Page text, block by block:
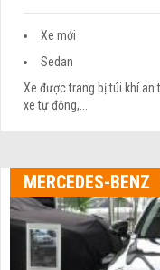
Xe mới
Sedan
Xe được trang bị túi khí
xe tự động,...
MERCEDES-BENZ